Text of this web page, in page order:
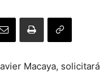
Macaya, solicitará